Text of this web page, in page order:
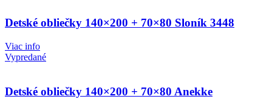
Detské obliečky 140×200 + 70×80 Sloník 3448
Viac info
Vypredané
Detské obliečky 140×200 + 70×80 Anekke